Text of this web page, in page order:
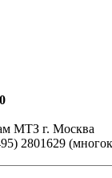
0
МТЗ г. Москва
2801629